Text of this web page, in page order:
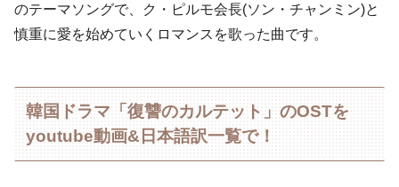
のテーマソングで、ク・ピルモ会長(ソン・チャンミン)と
慎重に愛を始めていくロマンスを歌った曲です。
韓国ドラマ「復讐のカルテット」のOSTを
youtube動画&日本語訳一覧で！